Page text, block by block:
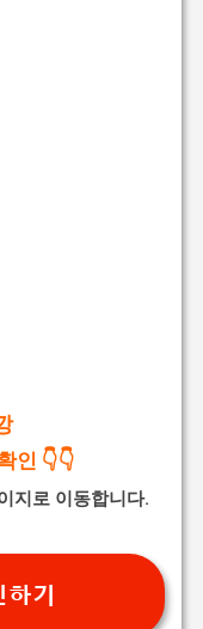
인 👇👇
지로 이동합니다.
기